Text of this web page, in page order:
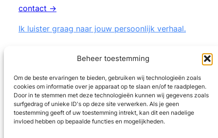
Beheer toestemming
Om de beste ervaringen te bieden, gebruiken wij technologieën zoals
cookies om informatie over je apparaat op te slaan en/of te raadplegen.
Door in te stemmen met deze technologieën kunnen wij gegevens zoals
surfgedrag of unieke ID's op deze site verwerken. Als je geen
toestemming geeft of uw toestemming intrekt, kan dit een nadelige
invloed hebben op bepaalde functies en mogelijkheden.
contact →
Ik luister graag naar jouw persoonlijk verhaal.
LinkedIn
privacybeleid